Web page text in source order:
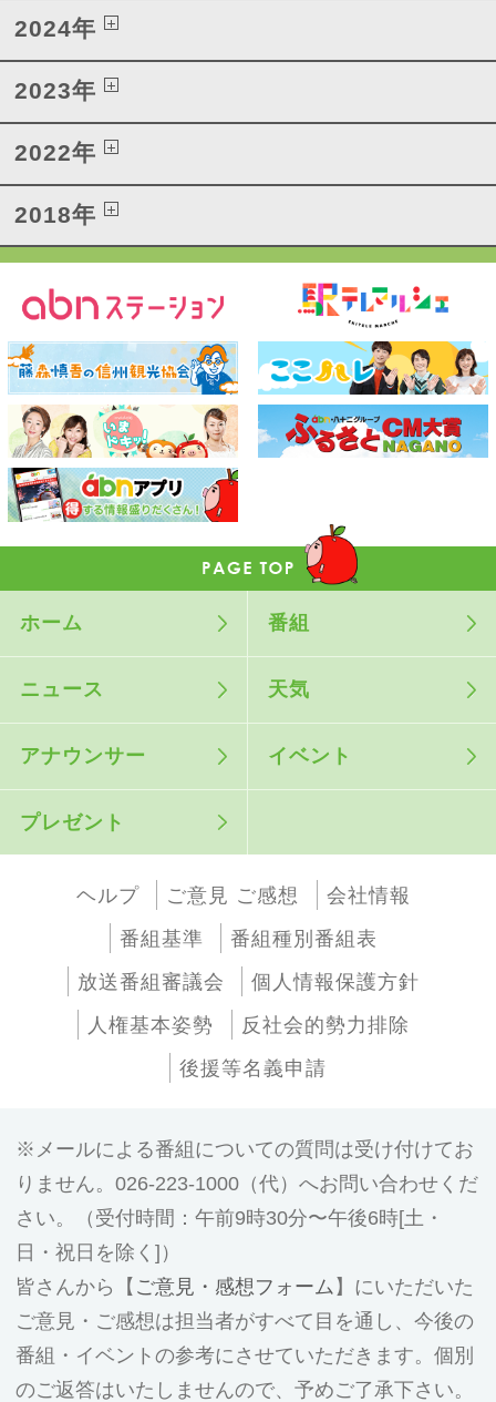
2024年
2023年
2022年
2018年
ホーム 番組
ニュース 天気
アナウンサー イベント
プレゼント
ヘルプ ご意見 ご感想
会社情報
番組基準
番組種別番組表
放送番組審議会
個人情報保護方針
人権基本姿勢
反社会的勢力排除
後援等名義申請
メールによる番組についての質問は受け付けてお
りません。026-223-1000（代）へお問い合わせくだ
さい。（受付時間：午前9時30分〜午後6時[土・
日・祝日を除く]）
皆さんから【 ご意見・感想フォーム 】にいただいた
ご意見・ご感想は担当者がすべて目を通し、今後の
番組・イベントの参考にさせていただきます。個別
のご返答はいたしませんので、予めご了承下さい。